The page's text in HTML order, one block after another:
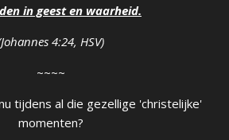
in geest en waarheid.
4:24, HSV)
~~~~
tijdens al die gezellige 'christelijke'
momenten?